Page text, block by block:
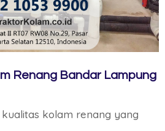
Renang Bandar Lampung
kolam renang yang